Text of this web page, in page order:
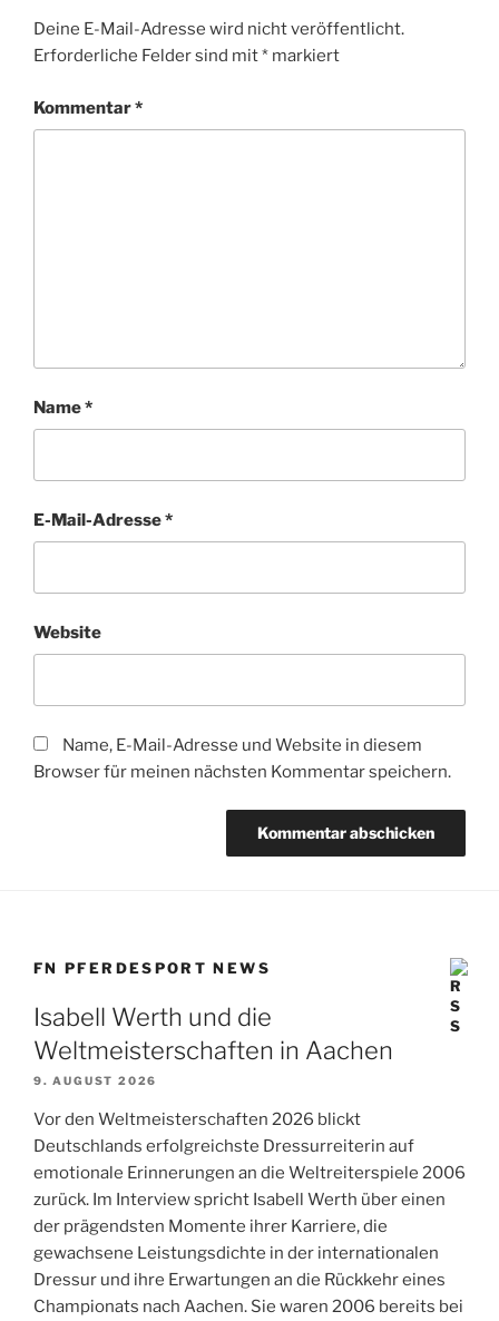
Deine E-Mail-Adresse wird nicht veröffentlicht.
Erforderliche Felder sind mit* markiert
Kommentar*
Name*
E-Mail-Adresse*
Website
Name, E-Mail-Adresse und Website in diesem
Browser für meinen nächsten Kommentar speichern.
FN PFERDESPORT NEWS
Isabell Werth und die
Weltmeisterschaften in Aachen
9. AUGUST 2026
Vor den Weltmeisterschaften 2026 blickt
Deutschlands erfolgreichste Dressurreiterin auf
emotionale Erinnerungen an die Weltreiterspiele 2006
zurück. Im Interview spricht Isabell Werth über einen
der prägendsten Momente ihrer Karriere, die
gewachsene Leistungsdichte in der internationalen
Dressur und ihre Erwartungen an die Rückkehr eines
Championats nach Aachen. Sie waren 2006 bereits bei